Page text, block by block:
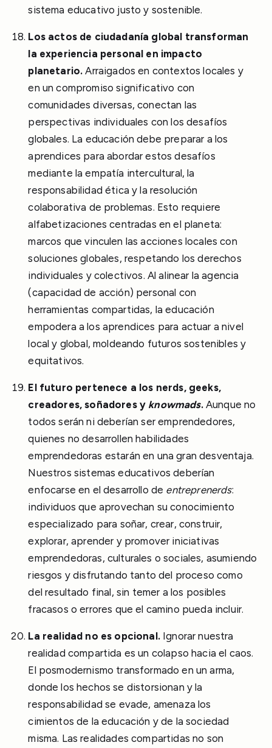
sistema educativo justo y sostenible.
Los actos de ciudadanía global transforman
la experiencia personal en impacto
planetario. Arraigados en contextos locales y
en un compromiso significativo con
comunidades diversas, conectan las
perspectivas individuales con los desafíos
globales. La educación debe preparar a los
aprendices para abordar estos desafíos
mediante la empatía intercultural, la
responsabilidad ética y la resolución
colaborativa de problemas. Esto requiere
alfabetizaciones centradas en el planeta:
marcos que vinculen las acciones locales con
soluciones globales, respetando los derechos
individuales y colectivos. Al alinear la agencia
(capacidad de acción) personal con
herramientas compartidas, la educación
empodera a los aprendices para actuar a nivel
local y global, moldeando futuros sostenibles y
equitativos.
El futuro pertenece a los nerds, geeks,
creadores, soñadores y knowmads.Aunque no
todos serán ni deberían ser emprendedores,
quienes no desarrollen habilidades
emprendedoras estarán en una gran desventaja.
Nuestros sistemas educativos deberían
enfocarse en el desarrollo de entreprenerds:
individuos que aprovechan su conocimiento
especializado para soñar, crear, construir,
explorar, aprender y promover iniciativas
emprendedoras, culturales o sociales, asumiendo
riesgos y disfrutando tanto del proceso como
del resultado final, sin temer a los posibles
fracasos o errores que el camino pueda incluir.
La realidad no es opcional.Ignorar nuestra
realidad compartida es un colapso hacia el caos.
El posmodernismo transformado en un arma,
donde los hechos se distorsionan y la
responsabilidad se evade, amenaza los
cimientos de la educación y de la sociedad
misma. Las realidades compartidas no son